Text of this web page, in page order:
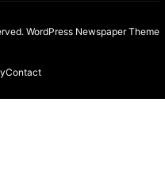
WordPress Newspaper Theme
Contact